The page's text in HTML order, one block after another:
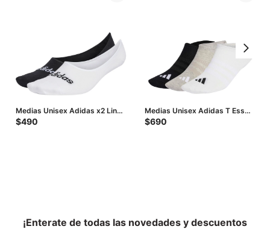
Medias Unisex Adidas x2 Linea
Ballerina - Negro - Blanco
$490
Medias Unisex Adidas T Ess
Ns 3P - Negro - Blanco - Gris
$690
¡Enterate de todas las novedades y descuentos